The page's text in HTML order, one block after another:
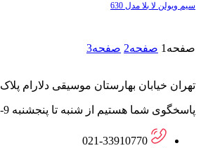
سیم ویولن لا بلا مدل 630
صفحه 1 صفحه2 صفحه3
تهران خیابان بهارستان موسیقی دلارام پلاک 66
پاسخگوی شما هستیم از شنبه تا پنجشنبه 9-19
021-33910770